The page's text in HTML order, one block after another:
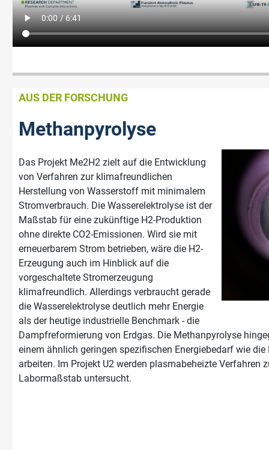
AUS DER FORSCHUNG
Methanpyrolyse
Das Projekt Me2H2 zielt auf die Entwicklung
von Verfahren zur klimafreundlichen
Herstellung von Wasserstoff mit minimalem
Stromverbrauch. Die Wasserelektrolyse ist der
Maßstab für eine zukünftige H2-Produktion
ohne direkte CO2-Emissionen. Wird sie mit
erneuerbarem Strom betrieben, wäre die H2-
Erzeugung auch im Hinblick auf die
vorgeschaltete Stromerzeugung
klimafreundlich. Allerdings verbraucht gerade
die Wasserelektrolyse deutlich mehr Energie
als der heutige industrielle Benchmark - die
Dampfreformierung von Erdgas. Die Methanpyrolyse
einem ähnlich geringen spezifischen Energiebedarf wie
arbeiten. Im Projekt U2 werden plasmabeheizte Verfahren
Labormaßstab untersucht.